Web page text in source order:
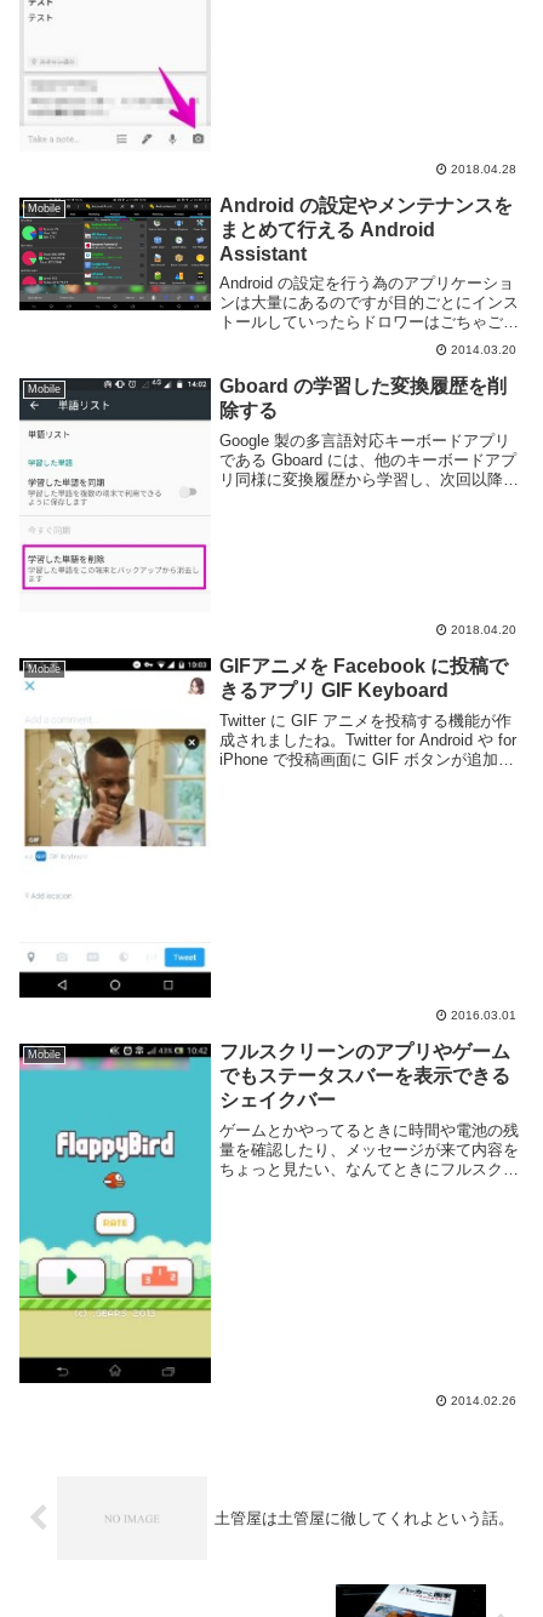
2018.04.28
Mobile
Android の設定やメンテナンスを
まとめて行える Android
Assistant
Android の設定を行う為のアプリケーショ
ンは大量にあるのですが目的ごとにインス
トールしていったらドロワーはごちゃごち
ゃするし容量は食うしなんか常駐してるし
というあんまり嬉しくない状態になる。あ
まり使わないような機能はまとまっている
とあ...
2014.03.20
Mobile
Gboard の学習した変換履歴を削
除する
Google 製の多言語対応キーボードアプリ
である Gboard には、他のキーボードアプ
リ同様に変換履歴から学習し、次回以降の
2018.04.20
Mobile
GIFアニメを Facebook に投稿で
きるアプリ GIF Keyboard
Twitter に GIF アニメを投稿する機能が作
成されましたね。Twitter for Android や for
iPhone で投稿画面に GIF ボタンが追加さ
2016.03.01
Mobile
フルスクリーンのアプリやゲーム
でもステータスバーを表示できる
シェイクバー
ゲームとかやってるときに時間や電池の残
量を確認したり、メッセージが来て内容を
ちょっと見たい、なんてときにフルスクリ
2014.02.26
土管屋は土管屋に徹してくれよという話。